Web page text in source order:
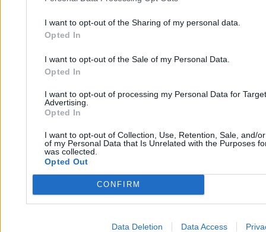
I want to opt-out of the Sharing of my personal data.
Opted In
I want to opt-out of the Sale of my Personal Data.
Opted In
I want to opt-out of processing my Personal Data for
Advertising.
Opted In
I want to opt-out of Collection, Use, Retention, Sale, and/
of my Personal Data that Is Unrelated with the Purposes
was collected.
Opted Out
CONFIRM
Data Deletion Data Access
Filip Baczkura
Najpopularniejsze
Péter Magyar wyciąga wnioski po niedoszłym blackoucie. Przy
okazji dostało się Orbánowi
elektrownię atomową
Susza paraliżuje energetykę na Węgrzech i w Serbii. Budapeszt
wstrzymuje elektrownię
Ogromny pożar maszyn. Tuż obok ma powstać elektrownia jądrowa